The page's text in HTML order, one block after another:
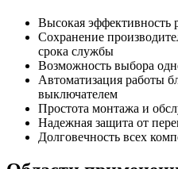
Высокая эффективность
Сохранение
срока службы
Возможность выбора
Автоматизация работы
выключателем
Простота монтажа и
Надежная защита от
Долговечность всех